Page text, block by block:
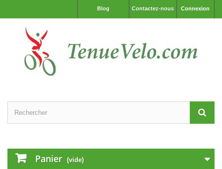
Connexion
Contactez-nous
Blog
Panier (vide)